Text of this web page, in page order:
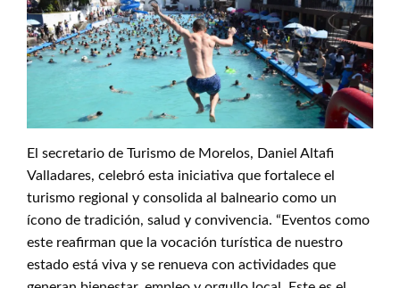
El secretario de Turismo de Morelos, Daniel Altafi
Valladares, celebró esta iniciativa que fortalece el
turismo regional y consolida al balneario como un
ícono de tradición, salud y convivencia. “Eventos como
este reafirman que la vocación turística de nuestro
estado está viva y se renueva con actividades que